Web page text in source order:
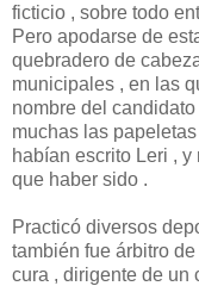
ficticio , sobre todo
Pero apodarse de
quebradero de
municipales , en las
nombre del
muchas las
habían escrito Leri ,
que haber sido .
Practicó diversos
también fue árbitro
cura , dirigente de un